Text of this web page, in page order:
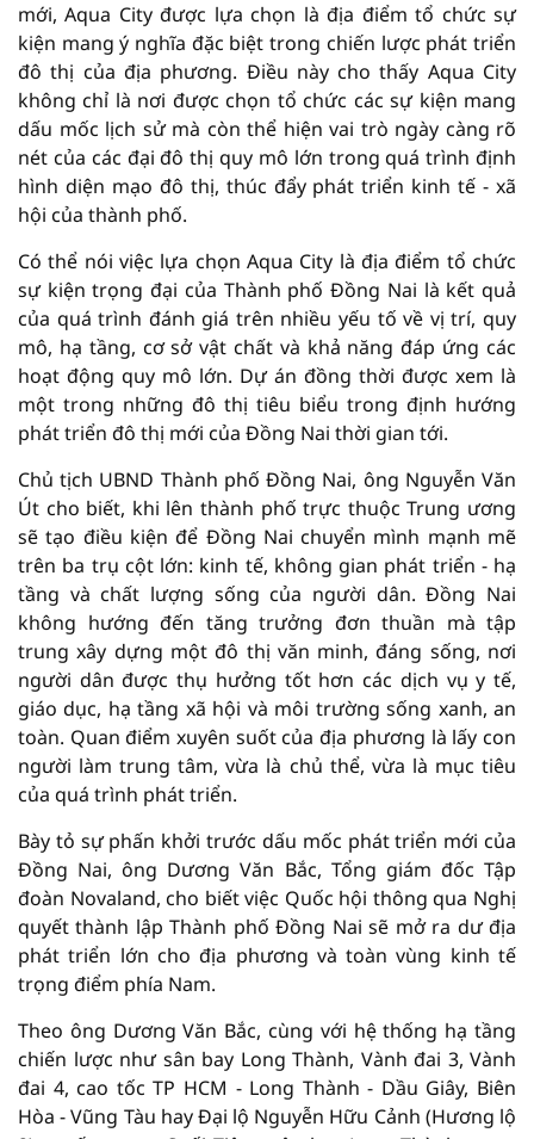
mới, Aqua City được lựa chọn là địa điểm tổ chức sự
kiện mang ý nghĩa đặc biệt trong chiến lược phát triển
đô thị của địa phương. Điều này cho thấy Aqua City
không chỉ là nơi được chọn tổ chức các sự kiện mang
dấu mốc lịch sử mà còn thể hiện vai trò ngày càng rõ
nét của các đại đô thị quy mô lớn trong quá trình định
hình diện mạo đô thị, thúc đẩy phát triển kinh tế - xã
hội của thành phố.
Có thể nói việc lựa chọn Aqua City là địa điểm tổ chức
sự kiện trọng đại của Thành phố Đồng Nai là kết quả
của quá trình đánh giá trên nhiều yếu tố về vị trí, quy
mô, hạ tầng, cơ sở vật chất và khả năng đáp ứng các
hoạt động quy mô lớn. Dự án đồng thời được xem là
một trong những đô thị tiêu biểu trong định hướng
phát triển đô thị mới của Đồng Nai thời gian tới.
Chủ tịch UBND Thành phố Đồng Nai, ông Nguyễn Văn
Út cho biết, khi lên thành phố trực thuộc Trung ương
sẽ tạo điều kiện để Đồng Nai chuyển mình mạnh mẽ
trên ba trụ cột lớn: kinh tế, không gian phát triển - hạ
tầng và chất lượng sống của người dân. Đồng Nai
không hướng đến tăng trưởng đơn thuần mà tập
trung xây dựng một đô thị văn minh, đáng sống, nơi
người dân được thụ hưởng tốt hơn các dịch vụ y tế,
giáo dục, hạ tầng xã hội và môi trường sống xanh, an
toàn. Quan điểm xuyên suốt của địa phương là lấy con
người làm trung tâm, vừa là chủ thể, vừa là mục tiêu
của quá trình phát triển.
Bày tỏ sự phấn khởi trước dấu mốc phát triển mới của
Đồng Nai, ông Dương Văn Bắc, Tổng giám đốc Tập
đoàn Novaland, cho biết việc Quốc hội thông qua Nghị
quyết thành lập Thành phố Đồng Nai sẽ mở ra dư địa
phát triển lớn cho địa phương và toàn vùng kinh tế
trọng điểm phía Nam.
Theo ông Dương Văn Bắc, cùng với hệ thống hạ tầng
chiến lược như sân bay Long Thành, Vành đai 3, Vành
đai 4, cao tốc TP HCM - Long Thành - Dầu Giây, Biên
Hòa - Vũng Tàu hay Đại lộ Nguyễn Hữu Cảnh (Hương lộ